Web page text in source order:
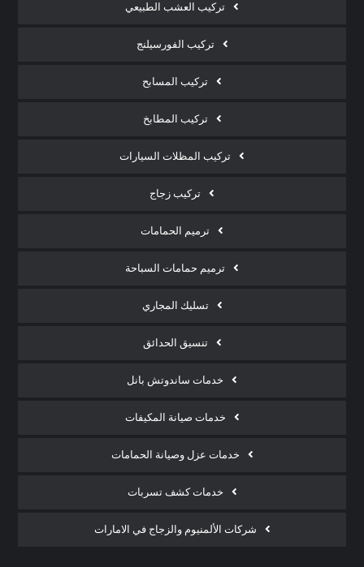
تركيب العشب الطبيعي
تركيب الفورسيلنج
تركيب المسابح
تركيب المطابخ
تركيب المظلات السيارات
تركيب زجاج
ترميم الحمامات
ترميم حمامات السباحة
تسليك المجاري
تنسيق الحدائق
خدمات ساندوتش بانل
خدمات صيانة المكيفات
خدمات عزل وصيانة الحمامات
خدمات كشف تسربات
شركات الألمنيوم والزجاج في الامارات